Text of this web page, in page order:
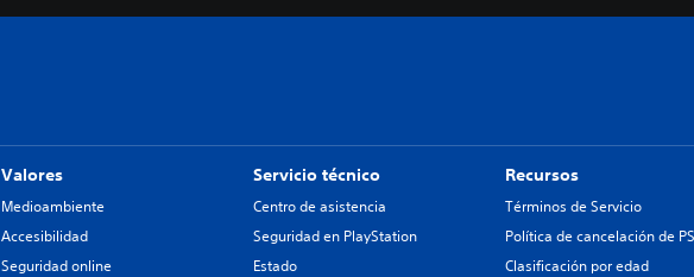
Valores
Medioambiente
Accesibilidad
Seguridad online
Servicio técnico
Centro de asistencia
Seguridad en PlayStation
Estado
Recursos
Términos de Servicio
Política de cancelación de
Clasificación por edad